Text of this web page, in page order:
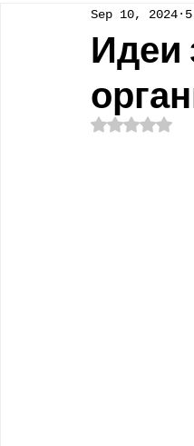
Идеи
Sep 10, 2024
Rated